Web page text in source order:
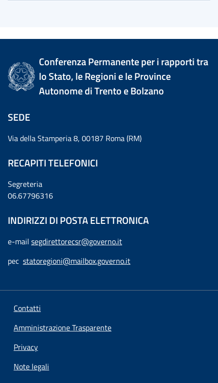
Conferenza Permanente per i rapporti tra
lo Stato, le Regioni e le Province
Autonome di Trento e Bolzano
SEDE
Via della Stamperia 8, 00187 Roma (RM)
RECAPITI TELEFONICI
Segreteria
06.67796316
INDIRIZZI DI POSTA ELETTRONICA
e-mail segdirettorecsr@governo.it
pec statoregioni@mailbox.governo.it
Contatti
Amministrazione Trasparente
Privacy
Note legali